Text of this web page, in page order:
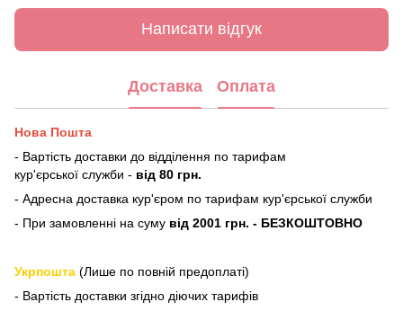
Написати відгук
Доставка Оплата
Нова Пошта
- Вартість доставки до відділення по тарифам
кур'єрської служби - від 80 грн.
- Адресна доставка кур'єром по тарифам кур'єрської служби
- При замовленні на суму від 2001 грн. - БЕЗКОШТОВНО
Укрпошта (Лише по повній предоплаті)
- Вартість доставки згідно діючих тарифів